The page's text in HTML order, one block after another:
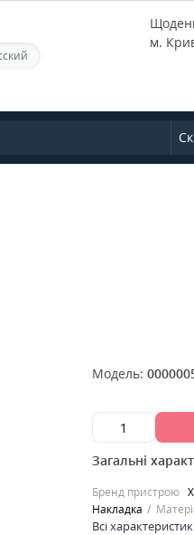
м.
Модель:
Загальні
Бренд пристрою
Накладка
Всі